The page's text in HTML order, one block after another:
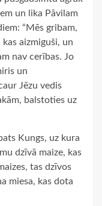
un lika Pāvilam
“Mēs gribam,
aizmiguši, un
nav cerības. Jo
un
Jēzu vedis
balstoties uz
Kungs, uz kura
dzīvā maize, kas
tas dzīvos
miesa, kas dota